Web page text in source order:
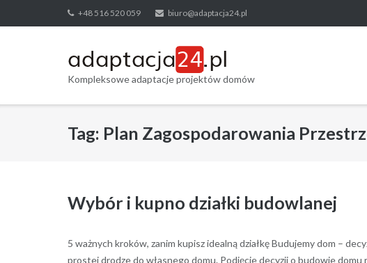
to
+48 516 520 059 biuro@adaptacja24.pl
Kompleksowe adaptacje projektów domów
Tag: Plan Zagospodarowania
Wybór i kupno działki budowlanej
5 ważnych kroków, zanim kupisz idealną działkę Budujemy dom –
prostej drodze do własnego domu. Podjęcie decyzji o budowie